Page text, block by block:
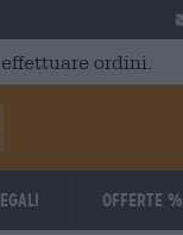
ordini.
Offerte %